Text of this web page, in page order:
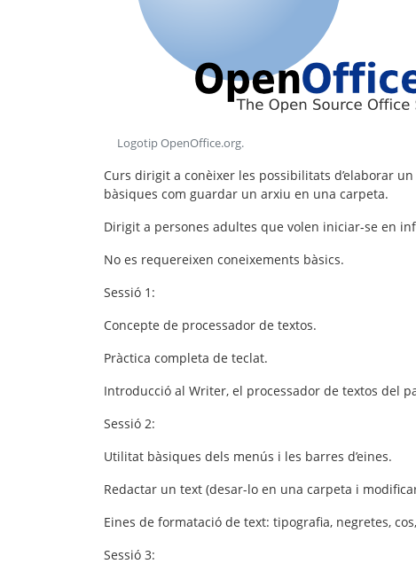
Logotip OpenOffice.org.
Curs dirigit a conèixer les possibilitats d’elaborar
bàsiques com guardar un arxiu en una carpeta.
Dirigit a persones adultes que volen iniciar-se en
No es requereixen coneixements bàsics.
Sessió 1 :
Concepte de processador de textos.
Pràctica completa de teclat.
Introducció al Writer, el processador de textos del
Sessió 2:
Utilitat bàsiques dels menús i les barres d’eines.
Redactar un text (desar-lo en una carpeta i
Eines de formatació de text: tipografia, negretes,
Sessió 3: